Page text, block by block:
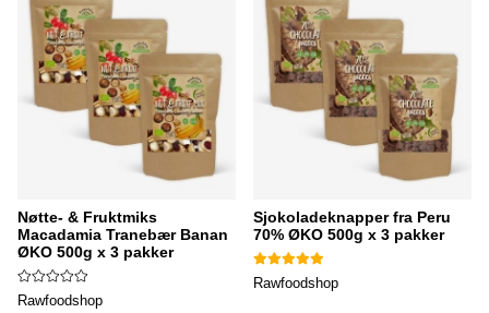
Nøtte- & Fruktmiks
Macadamia Tranebær Banan
ØKO 500g x 3 pakker
Rawfoodshop
Sjokoladeknapper fra Peru
70% ØKO 500g x 3 pakker
Rawfoodshop